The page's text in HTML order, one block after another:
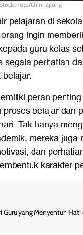
Chinnapong
pelajaran di
ingin
guru kelas
segala perhatian
peran
proses belajar dan
Tak hanya
mereka juga
dan
karakter
Guru yang Menyentuh Hati